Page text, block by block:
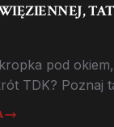
pod
TDK? Poznaj